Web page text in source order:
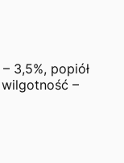
3,5%, popiół
wilgotność –